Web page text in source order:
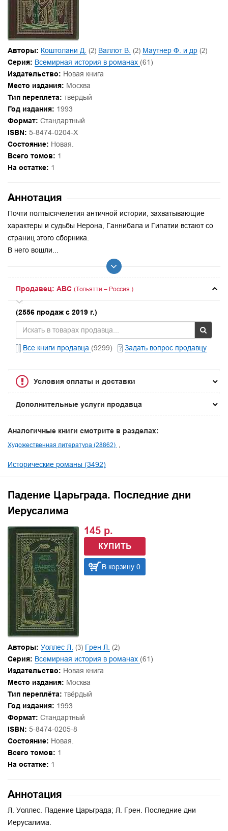
Авторы: Коштолани Д. (2) Валлот В. (2) Маутнер Ф. и др (2)
Серия: Всемирная история в романах (61)
Издательство: Новая книга
Место издания: Москва
Тип переплёта: твёрдый
Год издания: 1993
Формат: Стандартный
ISBN: 5-8474-0204-X
Состояние: Новая.
Всего томов: 1
На остатке: 1
Аннотация
Почти полтысячелетия античной истории, захватывающие
характеры и судьбы Нерона, Ганнибала и Гипатии встают со
страниц этого сборника.
В него вошли...
Продавец: ABC (Тольятти – Россия.)
(2556 продаж с 2019 г.)
Все книги продавца (9299) Задать вопрос продавцу
Условия оплаты и доставки
Дополнительные услуги продавца
Аналогичные книги смотрите в разделах:
Художественная литература (28862)
Исторические романы (3492)
Падение Царьграда. Последние дни
Иерусалима
145 р.
КУПИТЬ
В корзину 0
Авторы: Уоллес Л. (3) Грен Л. (2)
Серия: Всемирная история в романах (61)
Издательство: Новая книга
Место издания: Москва
Тип переплёта: твёрдый
Год издания: 1993
Формат: Стандартный
ISBN: 5-8474-0205-8
Состояние: Новая.
Всего томов: 1
На остатке: 1
Аннотация
Л. Уоллес. Падение Царьграда; Л. Грен. Последние дни
Иерусалима.